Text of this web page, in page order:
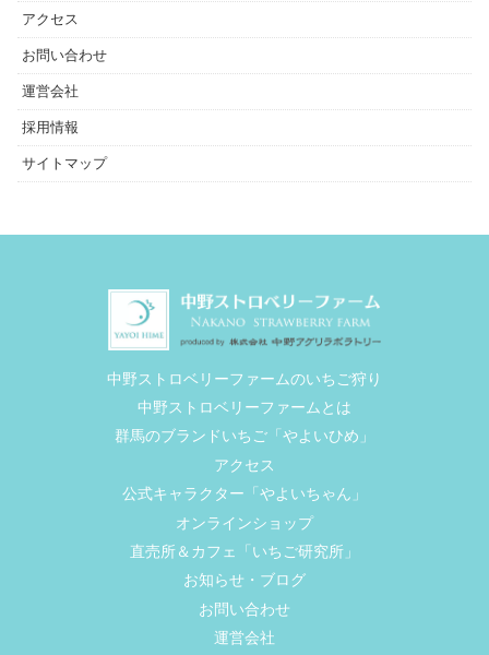
アクセス
お問い合わせ
運営会社
採用情報
サイトマップ
中野ストロベリーファームのいちご狩り
中野ストロベリーファームとは
群馬のブランドいちご「やよいひめ」
アクセス
公式キャラクター「やよいちゃん」
オンラインショップ
直売所＆カフェ「いちご研究所」
お知らせ・ブログ
お問い合わせ
運営会社